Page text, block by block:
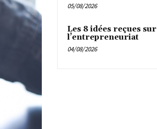
05/08/2026
Les 8 idées reçues sur
l’entrepreneuriat
04/08/2026